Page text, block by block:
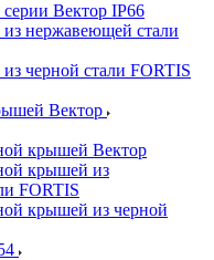
Вектор IP66
нержавеющей стали
черной стали FORTIS
Вектор
крышей Вектор
крышей из
FORTIS
крышей из черной